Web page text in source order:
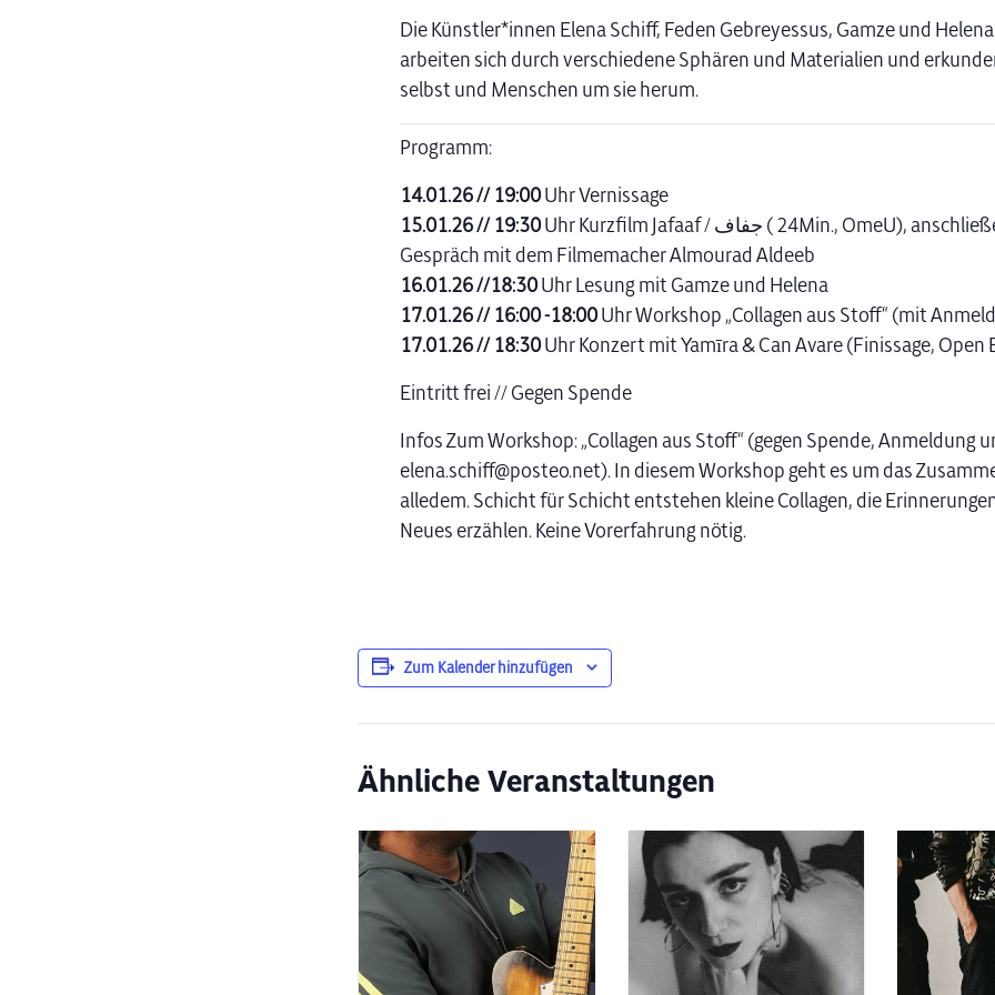
Die Künstler*innen Elena Schiff, Feden Gebreyessus, Gamze und
arbeiten sich durch verschiedene Sphären und Materialien und
selbst und Menschen um sie herum.
Programm:
14.01.26 // 19:00Uhr Vernissage
15.01.26 // 19:30Uhr Kurzfilm Jafaaf / جفاف ( 24Min., OmeU), anschließend
Gespräch mit dem Filmemacher Almourad Aldeeb
16.01.26 //18:30Uhr Lesung mit Gamze und Helena
17.01.26 // 16:00 -18:00Uhr Workshop „Collagen aus Stoff“ (mit
17.01.26 // 18:30Uhr Konzert mit Yamīra & Can Avare (Finissage, Open
Eintritt frei // Gegen Spende
Infos Zum Workshop: „Collagen aus Stoff“ (gegen Spende, Anmeldung
elena.schiff@posteo.net). In diesem Workshop geht es um das
alledem. Schicht für Schicht entstehen kleine Collagen, die
Neues erzählen. Keine Vorerfahrung nötig.
Zum Kalender hinzufügen
Ähnliche Veranstaltungen